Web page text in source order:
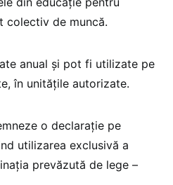
colectiv de muncă.
anual și pot fi utilizate pe
în unitățile autorizate.
o declarație pe
utilizarea exclusivă a
prevăzută de lege –